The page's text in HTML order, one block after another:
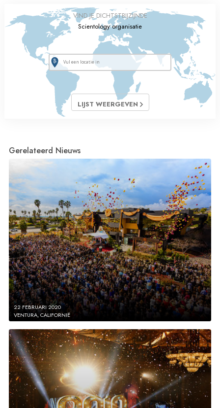
VIND JE DICHTSTBIJZIJNDE
Scientology organisatie
LIJST WEERGEVEN
Gerelateerd Nieuws
22 FEBRUARI 2020
VENTURA, CALIFORNIË